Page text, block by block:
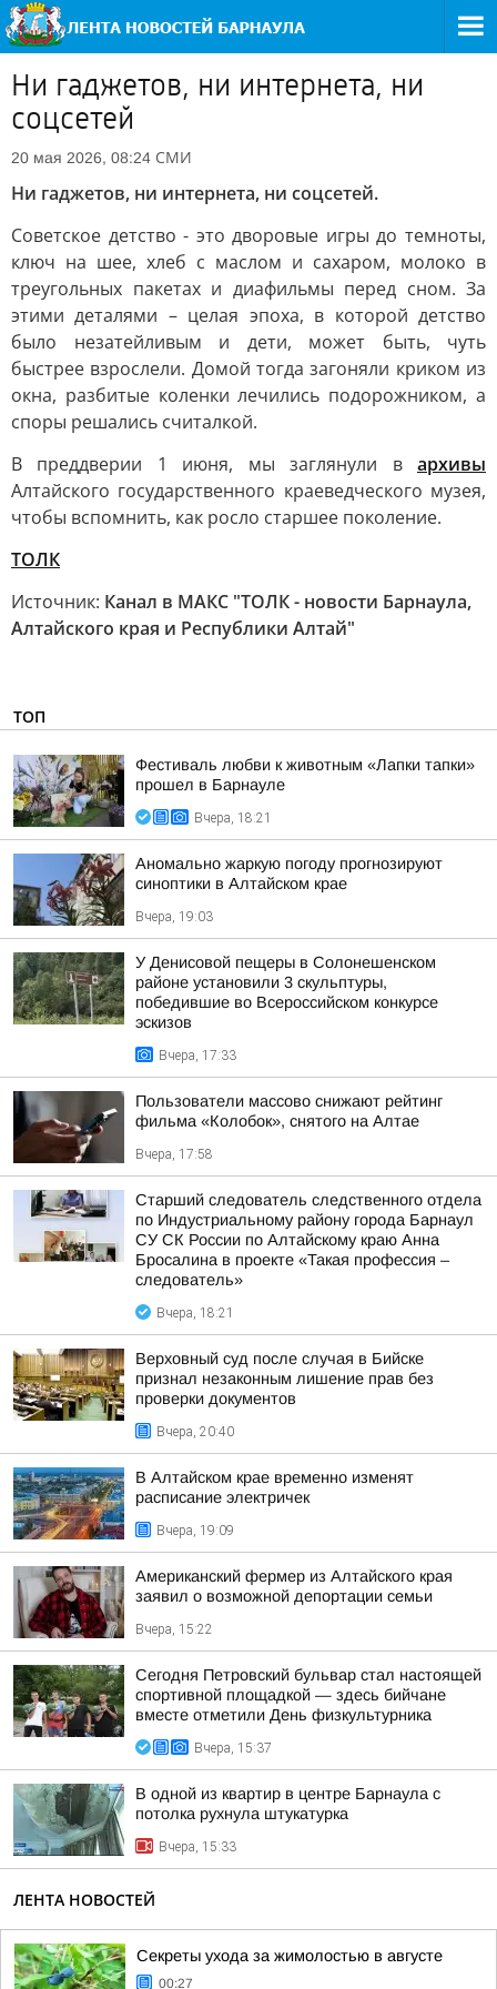
Ни гаджетов, ни интернета, ни
соцсетей
20 мая 2026, 08:24 СМИ
Ни гаджетов, ни интернета, ни соцсетей.
Советское детство - это дворовые игры до темноты,
ключ на шее, хлеб с маслом и сахаром, молоко в
треугольных пакетах и диафильмы перед сном. За
этими деталями – целая эпоха, в которой детство
было незатейливым и дети, может быть, чуть
быстрее взрослели. Домой тогда загоняли криком из
окна, разбитые коленки лечились подорожником, а
споры решались считалкой.
В преддверии 1 июня, мы заглянули в архивы
Алтайского государственного краеведческого музея,
чтобы вспомнить, как росло старшее поколение.
ТОЛК
Источник: Канал в МАКС "ТОЛК - новости Барнаула,
Алтайского края и Республики Алтай"
ТОП
Фестиваль любви к животным «Лапки тапки»
прошел в Барнауле
Вчера, 18:21
Аномально жаркую погоду прогнозируют
синоптики в Алтайском крае
Вчера, 19:03
У Денисовой пещеры в Солонешенском
районе установили 3 скульптуры,
победившие во Всероссийском конкурсе
эскизов
Вчера, 17:33
Пользователи массово снижают рейтинг
фильма «Колобок», снятого на Алтае
Вчера, 17:58
Старший следователь следственного отдела
по Индустриальному району города Барнаул
СУ СК России по Алтайскому краю Анна
Бросалина в проекте «Такая профессия –
следователь»
Вчера, 18:21
Верховный суд после случая в Бийске
признал незаконным лишение прав без
проверки документов
Вчера, 20:40
В Алтайском крае временно изменят
расписание электричек
Вчера, 19:09
Американский фермер из Алтайского края
заявил о возможной депортации семьи
Вчера, 15:22
Сегодня Петровский бульвар стал настоящей
спортивной площадкой — здесь бийчане
вместе отметили День физкультурника
Вчера, 15:37
В одной из квартир в центре Барнаула с
потолка рухнула штукатурка
Вчера, 15:33
ЛЕНТА НОВОСТЕЙ
Секреты ухода за жимолостью в августе
00:27